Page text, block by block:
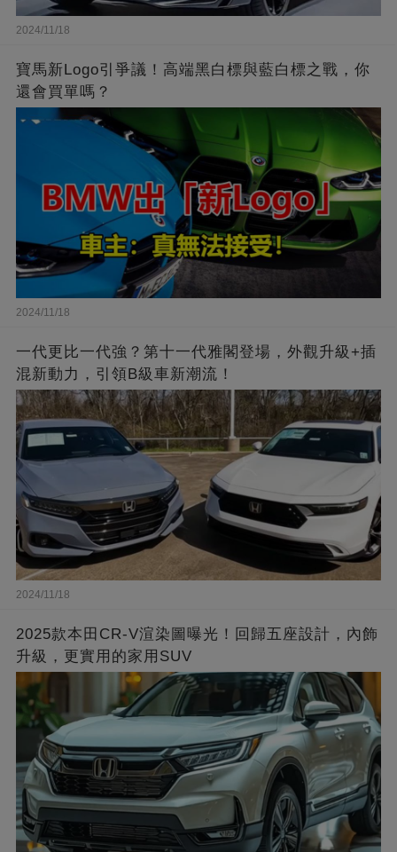
2024/11/18
寶馬新Logo引爭議！高端黑白標與藍白標之戰，你
還會買單嗎？
2024/11/18
一代更比一代強？第十一代雅閣登場，外觀升級+插
混新動力，引領B級車新潮流！
2024/11/18
2025款本田CR-V渲染圖曝光！回歸五座設計，內飾
升級，更實用的家用SUV